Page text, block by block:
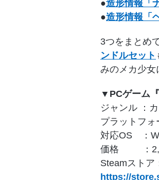
●造形情報「
●造形情報「
3つをまとめ
ンドルセット
みのメカ少女
▼PCゲーム
ジャンル ：
プラットフォ
対応OS ：
価格 ：
Steamストア
https://